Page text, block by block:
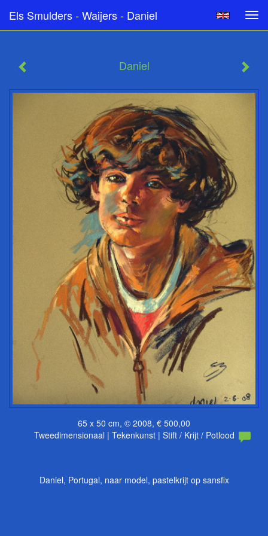
Els Smulders - Waijers - Daniel
Daniel
65 x 50 cm, © 2008, € 500,00
Tweedimensionaal | Tekenkunst | Stift / Krijt / Potlood
Daniel, Portugal, naar model, pastelkrijt op sansfix